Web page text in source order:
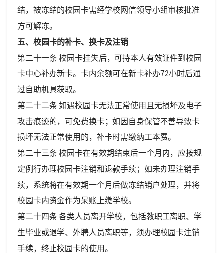
结，被冻结的校园卡需经学校网信领导小组审核批准
方可解冻。
五、校园卡的补卡、换卡及注销
第二十一条 校园卡挂失后，可持本人有效证件到校园
卡中心补办新卡。卡内余额可在新卡补办72小时后通
过自助机具获取。
第二十二条 如遇校园卡无法正常使用且无损坏及电子
攻击痕迹的，可免费换卡；如因自身保管不善导致卡
损坏无法正常使用的，补卡时需缴纳工本费。
第二十三条 校园卡在有效期结束后一个月内，应按规
定例行办理校园卡注销和退款手续；如未办理注销手
续，系统将在有效期一个月后做冻结销户处理，并将
校园卡内资金作为呆账上缴学校。
第二十四条 各类人员离开学校，包括教职工离职、学
生毕业或退学、外聘人员离职等，须办理校园卡注销
手续，终止校园卡的使用。